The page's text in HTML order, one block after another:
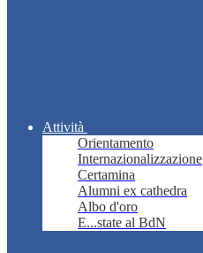
Attività
Orientamento
Internazionalizzazione
Certamina
Alumni ex cathedra
Albo d'oro
E...state al BdN